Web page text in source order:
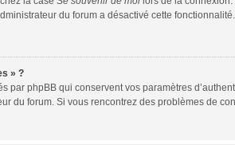
du forum a désactivé cette fonctionnalité.
» ?
par phpBB qui conservent vos paramètres
du forum. Si vous rencontrez des problèmes de